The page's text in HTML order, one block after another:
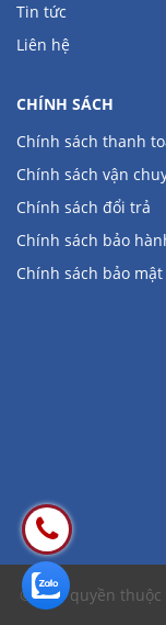
Tin tức
Liên hệ
CHÍNH SÁCH
Chính sách thanh
Chính sách vận
Chính sách đổi trả
Chính sách bảo
Chính sách bảo mật
© Bản quyền thuộc